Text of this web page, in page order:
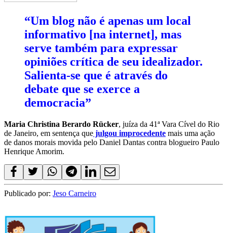
“Um blog não é apenas um local
informativo [na internet], mas
serve também para expressar
opiniões crítica de seu idealizador.
Salienta-se que é através do
debate que se exerce a
democracia”
Maria Christina Berardo Rücker, juíza da 41ª Vara Cível do Rio
de Janeiro, em sentença que julgou improcedente mais uma ação
de danos morais movida pelo Daniel Dantas contra blogueiro Paulo
Henrique Amorim.
Publicado por: Jeso Carneiro